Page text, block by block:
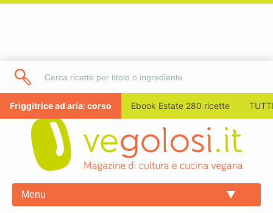
Friggitrice ad aria: corso Ebook Estate 280 ricette
Menu